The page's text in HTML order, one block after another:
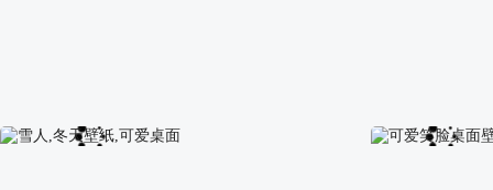
猫心永恒桌面壁纸 粉红 静静发呆